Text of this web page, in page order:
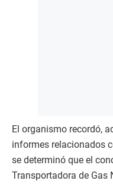
El organismo recordó,
informes relacionados
se determinó que el
Transportadora de Gas